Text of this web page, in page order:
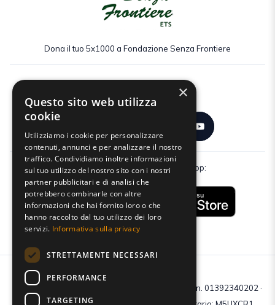
Dona il tuo 5x1000 a Fondazione Senza Frontiere
Scarica gratuitamente la nostra app:
C.F e P.IVA: 01392340202 · Reg.Imp. di Mantova: n. 01392340202 ·
×
Questo sito web utilizza
cookie
Utilizziamo i cookie per personalizzare
contenuti, annunci e per analizzare il nostro
traffico. Condividiamo inoltre informazioni
sul tuo utilizzo del nostro sito con i nostri
partner pubblicitari e di analisi che
potrebbero combinarle con altre
informazioni che hai fornito loro o che
hanno raccolto dal tuo utilizzo dei loro
servizi. Informativa sulla privacy
STRETTAMENTE NECESSARI
PERFORMANCE
TARGETING